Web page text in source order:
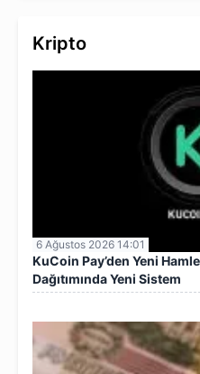
Kripto
6 Ağustos 2026 14:01
KuCoin Pay’den Yeni
Dağıtımında Yeni Sistem